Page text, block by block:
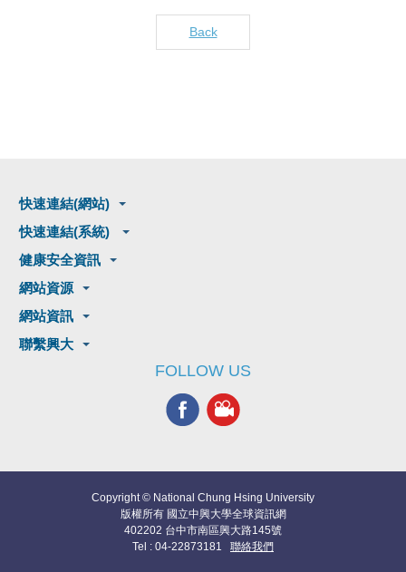
Back
快速連結(網站)
快速連結(系統)
健康安全資訊
網站資源
網站資訊
聯繫興大
FOLLOW US
Copyright © National Chung Hsing University
版權所有 國立中興大學全球資訊網
402202 台中市南區興大路145號
Tel : 04-22873181 聯絡我們